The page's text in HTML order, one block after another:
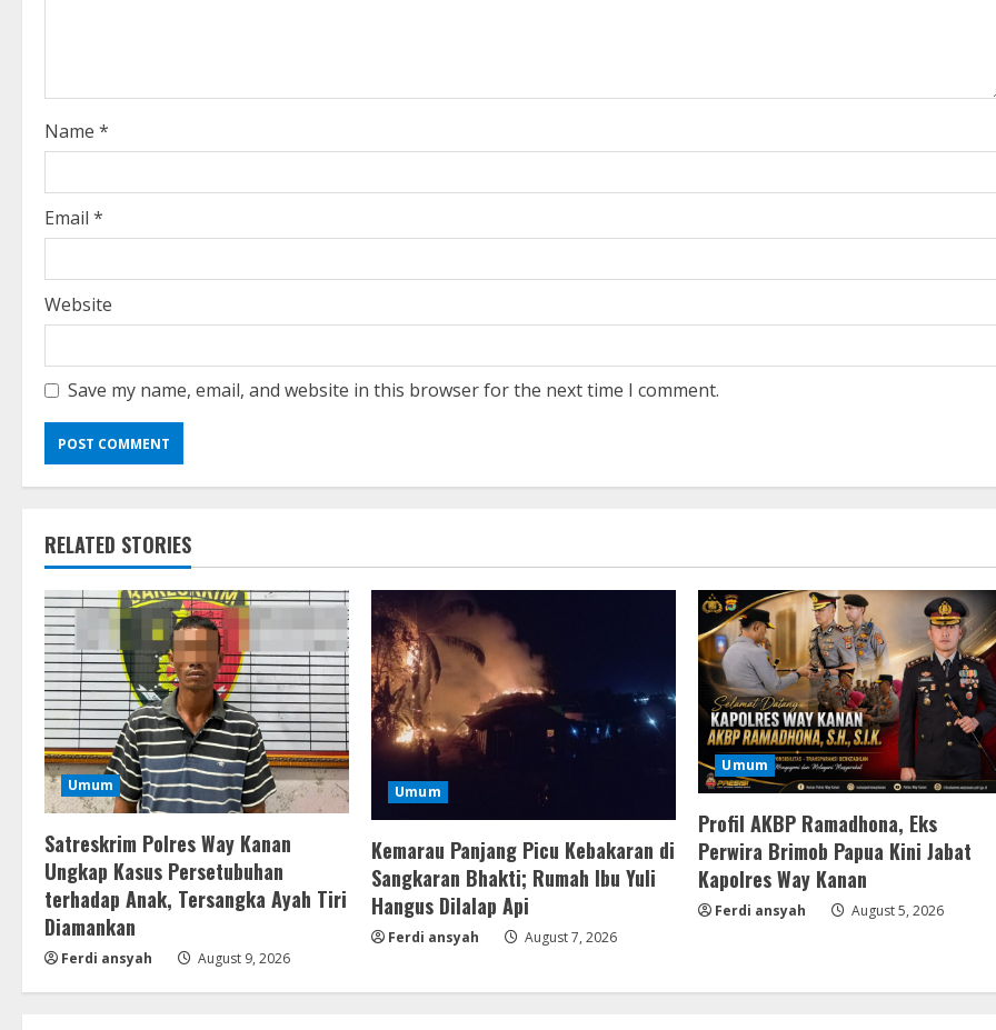
i
n
g
Name *
Email *
Website
Save my name, email, and website in this browser for the next time I comment.
RELATED STORIES
Umum
Satreskrim Polres Way Kanan
Ungkap Kasus Persetubuhan
terhadap Anak, Tersangka Ayah Tiri
Diamankan
Ferdi ansyah August 9, 2026
Umum
Kemarau Panjang Picu Kebakaran di
Sangkaran Bhakti; Rumah Ibu Yuli
Hangus Dilalap Api
Ferdi ansyah August 7, 2026
Umum
Profil AKBP Ramadhona, Eks
Perwira Brimob Papua Kini Jabat
Kapolres Way Kanan
Ferdi ansyah August 5, 2026